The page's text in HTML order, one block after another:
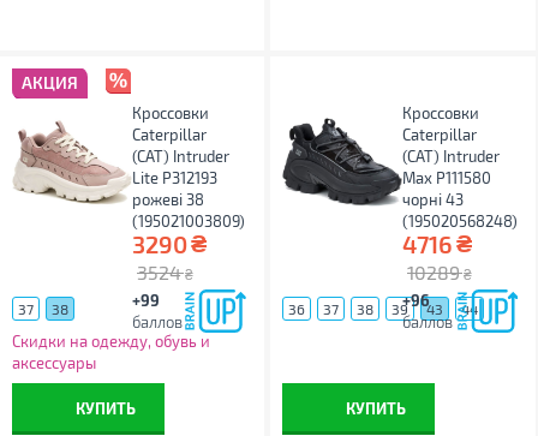
АКЦИЯ
Кроссовки
Caterpillar
(CAT) Intruder
Lite P312193
рожеві 38
(195021003809)
3290₴
3524 ₴
+99
баллов
37 38
Скидки на одежду, обувь и
аксессуары
КУПИТЬ
Кроссовки
Caterpillar
(CAT) Intruder
Max P111580
чорні 43
(195020568248)
4716₴
10289 ₴
+96
баллов
36 37 38 39 43 44
КУПИТЬ